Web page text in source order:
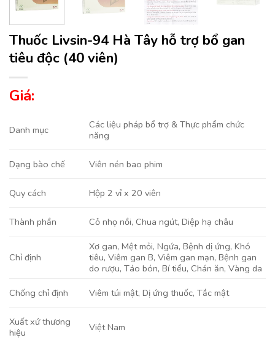
Thuốc Livsin-94 Hà Tây hỗ trợ bổ gan
tiêu độc (40 viên)
Giá:
Danh mục
Các liệu pháp bổ trợ & Thực phẩm chức
năng
Dạng bào chế Viên nén bao phim
Quy cách Hộp 2 vỉ x 20 viên
Thành phần Cỏ nhọ nồi,Chua ngút,Diệp hạ châu
Chỉ định
Xơ gan,Mệt mỏi,Ngứa,Bệnh dị ứng,Khó
tiêu,Viêm gan B,Viêm gan mạn,Bệnh gan
do rượu,Táo bón,Bí tiểu,Chán ăn,Vàng da
Chống chỉ định Viêm túi mật, Dị ứng thuốc, Tắc mật
Xuất xứ thương
hiệu
Việt Nam